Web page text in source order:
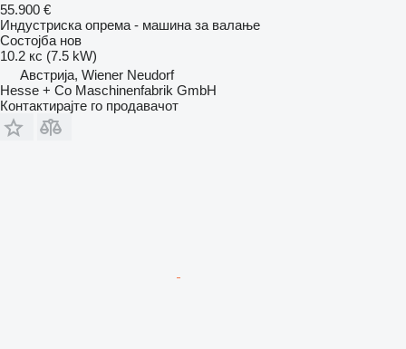
55.900 €
Индустриска опрема - машина за валање
Состојба нов
10.2 кс (7.5 kW)
Австрија, Wiener Neudorf
Hesse + Co Maschinenfabrik GmbH
Контактирајте го продавачот